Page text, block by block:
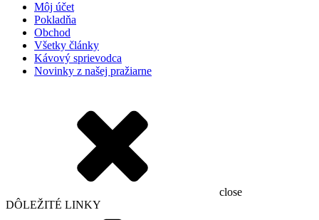
Môj účet
Pokladňa
Obchod
Všetky články
Kávový sprievodca
Novinky z našej pražiarne
close
DÔLEŽITÉ LINKY